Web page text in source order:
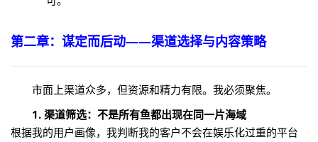
第二章：谋定而后动——渠道选择与内容策略
市面上渠道众多，但资源和精力有限。我必须聚焦。
1. 渠道筛选：不是所有鱼都出现在同一片海域
根据我的用户画像，我判断我的客户不会在娱乐化过重的平台